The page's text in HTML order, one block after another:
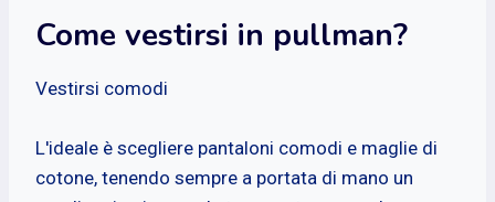
Come vestirsi in pullman?
Vestirsi comodi
L'ideale è scegliere pantaloni comodi e maglie di
cotone, tenendo sempre a portata di mano un